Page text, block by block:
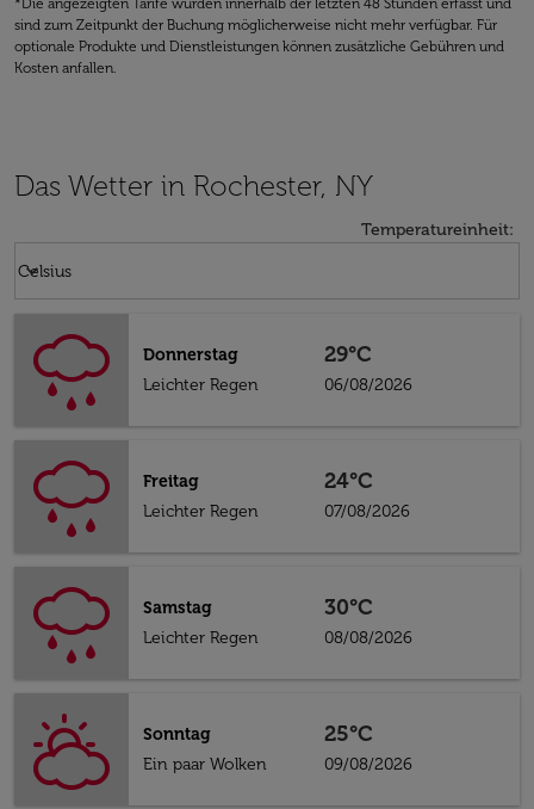
*Die angezeigten Tarife wurden innerhalb der letzten 48 Stunden erfasst und
sind zum Zeitpunkt der Buchung möglicherweise nicht mehr verfügbar. Für
optionale Produkte und Dienstleistungen können zusätzliche Gebühren und
Kosten anfallen.
Das Wetter in Rochester, NY
Temperatureinheit:
Celsius
keyboard_arrow_down
Donnerstag
Leichter Regen
29°C
06/08/2026
Freitag
Leichter Regen
24°C
07/08/2026
Samstag
Leichter Regen
30°C
08/08/2026
Sonntag
Ein paar Wolken
25°C
09/08/2026